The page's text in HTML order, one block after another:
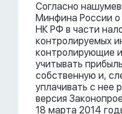
Согласно
Минфина России о
НК РФ в части
контролируемых
контролирующие
учитывать
собственную и,
уплачивать с нее
версия
18 марта 2014